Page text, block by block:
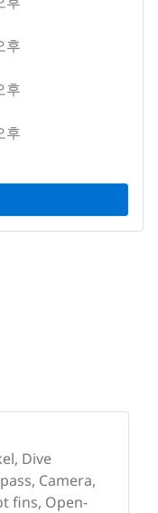
후
후
후
Dive
Camera,
fins, Open-